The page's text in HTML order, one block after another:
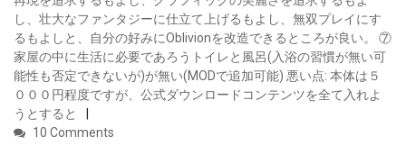
し、壮大なファンタジーに仕立て上げるもよし、無双プレイにす
るもよしと、自分の好みにOblivionを改造できるところが良い。 ⑦
家屋の中に生活に必要であろうトイレと風呂(入浴の習慣が無い可
能性も否定できないが)が無い(MODで追加可能) 悪い点: 本体は５
０００円程度ですが、公式ダウンロードコンテンツを全て入れよ
うとすると
10 Comments